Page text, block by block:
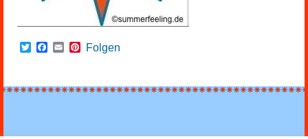
TwitterFacebook
EmailPinterest
Folgen